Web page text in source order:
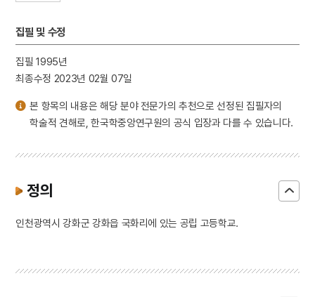
집필 및 수정
집필 1995년
최종수정 2023년 02월 07일
본 항목의 내용은 해당 분야 전문가의 추천으로 선정된 집필자의
학술적 견해로, 한국학중앙연구원의 공식 입장과 다를 수 있습니다.
정의
인천광역시 강화군 강화읍 국화리에 있는 공립 고등학교.